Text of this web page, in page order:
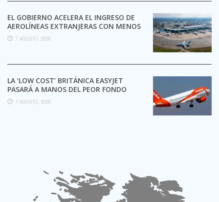
EL GOBIERNO ACELERA EL INGRESO DE
AEROLÍNEAS EXTRANJERAS CON MENOS
TRÁMITES
7 AGOSTO, 2026
LA ‘LOW COST’ BRITÁNICA EASYJET
PASARÁ A MANOS DEL PEOR FONDO
POSIBLE:
7 AGOSTO, 2026